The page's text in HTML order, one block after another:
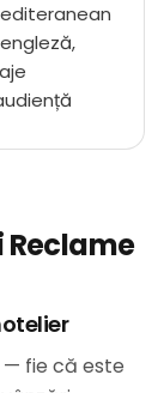
fie că este